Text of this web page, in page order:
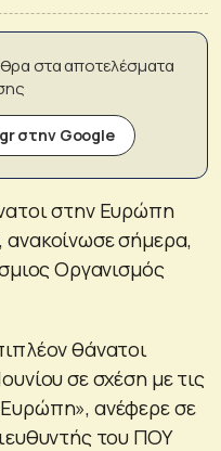
στα αποτελέσματα
στην Google
στην Ευρώπη
σήμερα,
Οργανισμός
θάνατοι
σε σχέση με τις
ανέφερε σε
του ΠΟΥ